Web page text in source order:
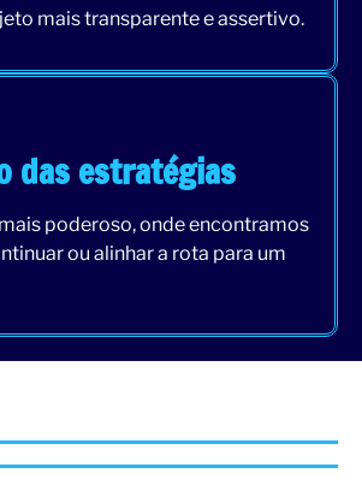
mais transparente e assertivo.
das estratégias
poderoso, onde encontramos
ou alinhar a rota para um
leads mais baratos
conversão